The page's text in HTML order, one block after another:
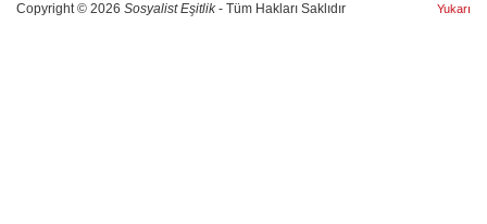
Copyright © 2026 Sosyalist Eşitlik- Tüm Hakları Saklıdır Yukarı